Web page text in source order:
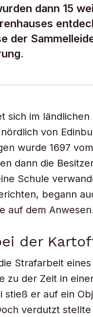
dann 15
der
sich im
von
wurde 1697
dann die
Schule
begann
auf dem
der
Strafarbeit
zu der Zeit in
stieß er auf ein
verdutzt